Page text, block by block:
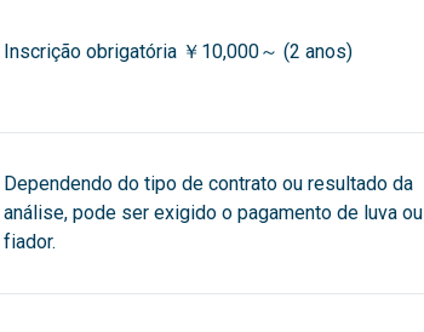
Inscrição obrigatória ￥10,000～ (2 anos)
Dependendo do tipo de contrato ou resultado da
análise, pode ser exigido o pagamento de luva ou
fiador.